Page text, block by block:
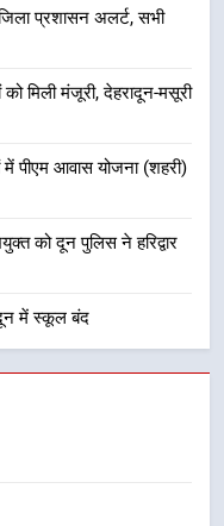
में कंट्रोल रूम
हर माह होगी
सभी विभागों को हाई
निर्देश
जिला प्रशासन अलर्ट, सभी
को मिली मंजूरी, देहरादून-मसूरी
में पीएम आवास योजना (शहरी)
को दून पुलिस ने हरिद्वार
में स्कूल बंद